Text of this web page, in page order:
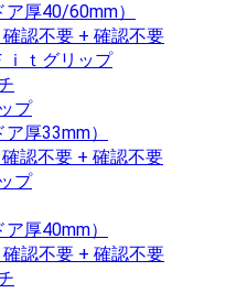
厚40/60mm）
認不要 + 確認不要
ｉｔグリップ
プ
厚33mm）
認不要 + 確認不要
プ
厚40mm）
認不要 + 確認不要